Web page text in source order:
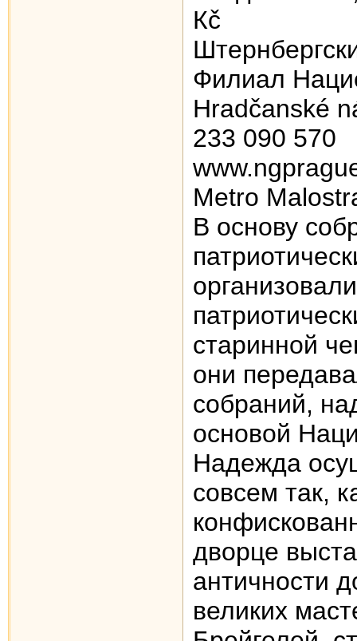
Кč
Филиал
Hradčanské
233 090 570
Metro
В основу
старинной
они
собраний,
основой
Надежда
совсем так,
дворце
античности
великих